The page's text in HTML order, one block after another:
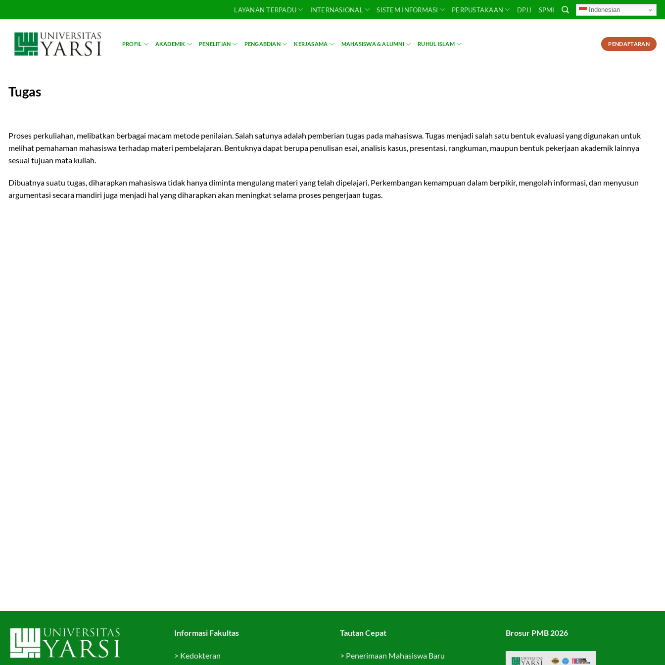
to
content
LAYANAN TERPADU INTERNASIONAL SISTEM INFORMASI PERPUSTAKAAN DPJJ SPMI Indonesian
PROFIL AKADEMIK PENELITIAN PENGABDIAN KERJASAMA MAHASISWA & ALUMNI RUHUL ISLAM PENDAFTARAN
Tugas
Proses perkuliahan, melibatkan berbagai macam metode penilaian. Salah satunya adalah pemberian tugas pada mahasiswa. Tugas menjadi salah satu bentuk evaluasi yang digunakan untuk
melihat pemahaman mahasiswa terhadap materi pembelajaran. Bentuknya dapat berupa penulisan esai, analisis kasus, presentasi, rangkuman, maupun bentuk pekerjaan akademik lainnya
sesuai tujuan mata kuliah.
Dibuatnya suatu tugas, diharapkan mahasiswa tidak hanya diminta mengulang materi yang telah dipelajari. Perkembangan kemampuan dalam berpikir, mengolah informasi, dan menyusun
argumentasi secara mandiri juga menjadi hal yang diharapkan akan meningkat selama proses pengerjaan tugas.
Informasi Fakultas
> Kedokteran
Tautan Cepat
> Penerimaan Mahasiswa Baru
Brosur PMB 2026